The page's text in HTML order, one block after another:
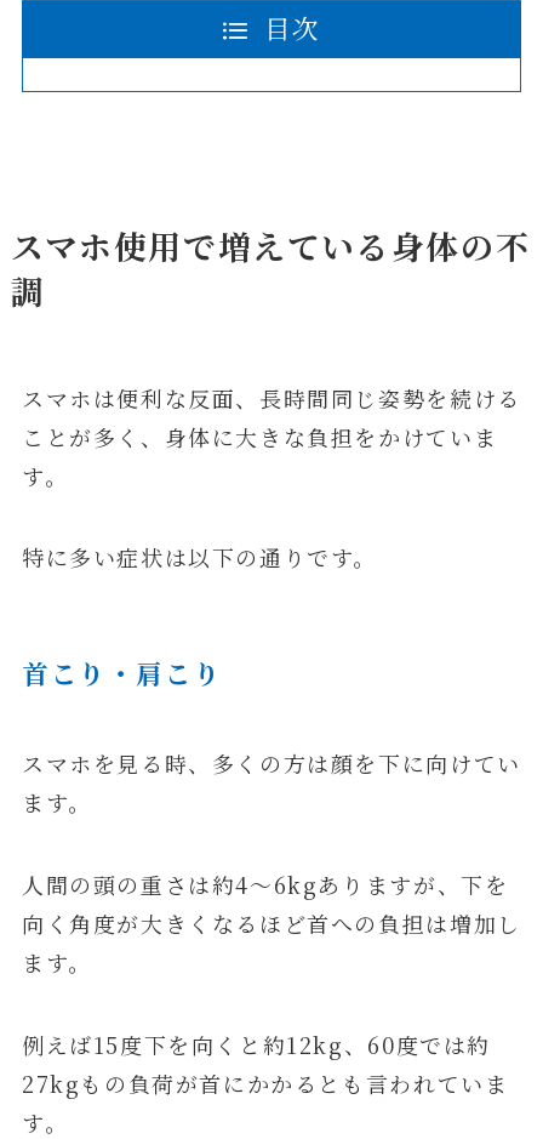
目次
スマホ使用で増えている身体の不
調
スマホは便利な反面、長時間同じ姿勢を続ける
ことが多く、身体に大きな負担をかけていま
す。
特に多い症状は以下の通りです。
首こり・肩こり
スマホを見る時、多くの方は顔を下に向けてい
ます。
人間の頭の重さは約4〜6kgありますが、下を
向く角度が大きくなるほど首への負担は増加し
ます。
例えば15度下を向くと約12kg、60度では約
27kgもの負荷が首にかかるとも言われていま
す。